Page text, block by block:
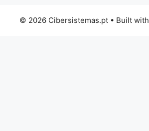
© 2026 Cibersistemas.pt• Built with